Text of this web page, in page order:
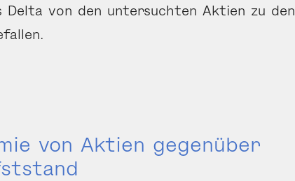
Delta von den untersuchten Aktien zu den
von Aktien gegenüber